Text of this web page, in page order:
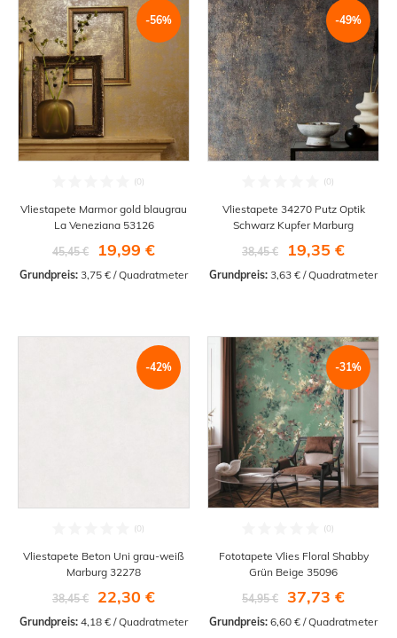
-56%
Vliestapete Marmor gold blaugrau
La Veneziana 53126
45,45 €
19,99 €
Grundpreis: 3,75 € / Quadratmeter
-49%
Vliestapete 34270 Putz Optik
Schwarz Kupfer Marburg
38,45 €
19,35 €
Grundpreis: 3,63 € / Quadratmeter
-42%
Vliestapete Beton Uni grau-weiß
Marburg 32278
38,45 €
22,30 €
Grundpreis: 4,18 € / Quadratmeter
-31%
Fototapete Vlies Floral Shabby
Grün Beige 35096
54,95 €
37,73 €
Grundpreis: 6,60 € / Quadratmeter